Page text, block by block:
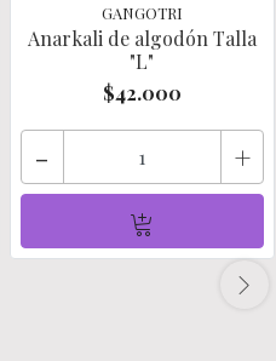
GANGOTRI
Anarkali de algodón Talla
"L"
$42.000
- +